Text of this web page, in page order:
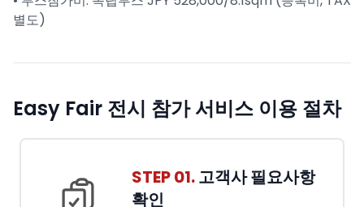
별도)
Easy Fair 전시 참가 서비스 이용 절차
STEP 01.고객사 필요사항
확인